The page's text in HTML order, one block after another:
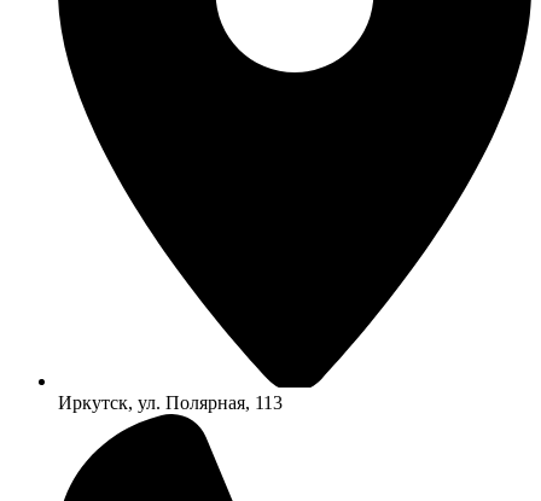
Иркутск, ул. Полярная, 113